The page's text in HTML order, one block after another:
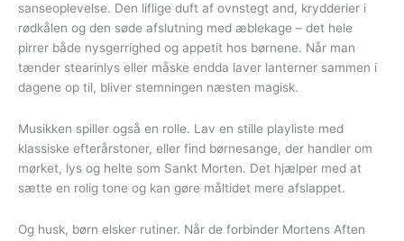
sanseoplevelse. Den liflige duft af ovnstegt and, krydderier i
rødkålen og den søde afslutning med æblekage – det hele
pirrer både nysgerrighed og appetit hos børnene. Når man
tænder stearinlys eller måske endda laver lanterner sammen i
dagene op til, bliver stemningen næsten magisk.
Musikken spiller også en rolle. Lav en stille playliste med
klassiske efterårstoner, eller find børnesange, der handler om
mørket, lys og helte som Sankt Morten. Det hjælper med at
sætte en rolig tone og kan gøre måltidet mere afslappet.
Og husk, børn elsker rutiner. Når de forbinder Mortens Aften